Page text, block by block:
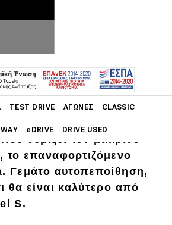
TEST DRIVE ΑΓΏΝΕΣ CLASSIC
eDRIVE DRIVE USED
αποτελεί το πρώτο
θυμίζει τον μακρινό
το επαναφορτιζόμενο
Γεμάτο αυτοπεποίθηση,
θα είναι καλύτερο από
S.